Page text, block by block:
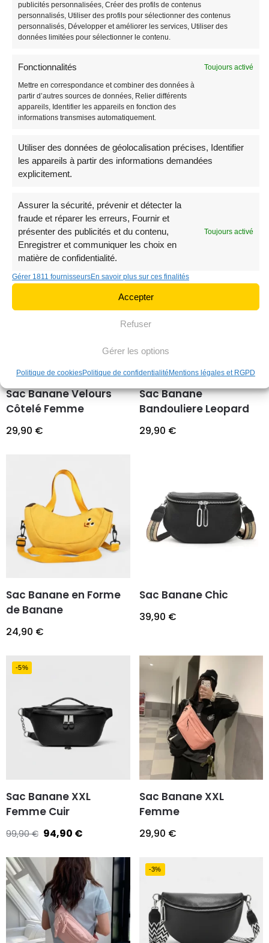
publicités personnalisées, Créer des profils de contenus
personnalisés, Utiliser des profils pour sélectionner des contenus
personnalisés, Développer et améliorer les services, Utiliser des
données limitées pour sélectionner le contenu.
Fonctionnalités Toujours activé
Mettre en correspondance et combiner des données à
partir d’autres sources de données, Relier différents
appareils, Identifier les appareils en fonction des
informations transmises automatiquement.
Utiliser des données de géolocalisation précises, Identifier
les appareils à partir des informations demandées
explicitement.
Assurer la sécurité, prévenir et détecter la
fraude et réparer les erreurs, Fournir et
présenter des publicités et du contenu,
Enregistrer et communiquer les choix en
matière de confidentialité.
Toujours activé
Gérer 1811 fournisseursEn savoir plus sur ces finalités
Accepter
Refuser
Gérer les options
Politique de cookiesPolitique de confidentialité Mentions légales et RGPD
49,90€ 29,90€
Banane Sac Femme
19,90
Rectangulaire
39,90
Sac Banane Velours
Côtelé Femme
29,90 €
Sac Banane
Bandouliere Leopard
29,90 €
Sac Banane en Forme
de Banane
24,90 €
Sac Banane Chic
39,90 €
-5%
Sac Banane XXL
Femme Cuir
99,90€ 94,90 €
Sac Banane XXL
Femme
29,90 €
-3%